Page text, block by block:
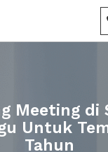
Meeting di
Untuk
Tahun